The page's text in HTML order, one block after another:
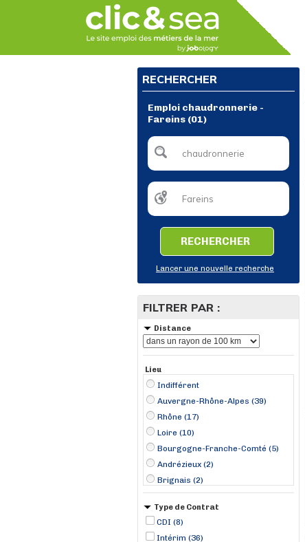
RECHERCHER
Emploi chaudronnerie -
Fareins (01)
RECHERCHER
Lancer une nouvelle recherche
FILTRER PAR :
Distance
Lieu
Indifférent
Auvergne-Rhône-Alpes (39)
Rhône (17)
Loire (10)
Bourgogne-Franche-Comté (5)
Andrézieux (2)
Brignais (2)
Chalon-sur-Saône (2)
Le Chambon-Feugerolles (2)
Meyzieux (2)
Type de Contrat
CDI (8)
Intérim (36)